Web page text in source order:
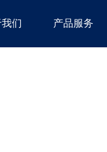
们 产品服务